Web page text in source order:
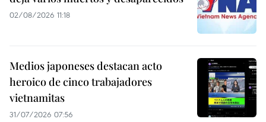
02/08/2026 11:18
Medios japoneses destacan acto
heroico de cinco trabajadores
vietnamitas
31/07/2026 07:56